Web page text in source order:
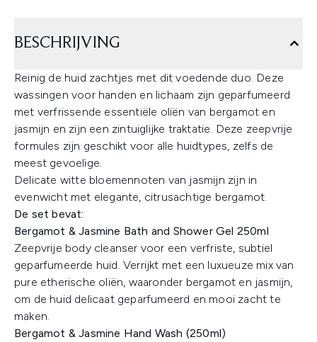
BESCHRIJVING
Reinig de huid zachtjes met dit voedende duo. Deze
wassingen voor handen en lichaam zijn geparfumeerd
met verfrissende essentiële oliën van bergamot en
jasmijn en zijn een zintuiglijke traktatie. Deze zeepvrije
formules zijn geschikt voor alle huidtypes, zelfs de
meest gevoelige.
Delicate witte bloemennoten van jasmijn zijn in
evenwicht met elegante, citrusachtige bergamot.
De set bevat:
Bergamot & Jasmine Bath and Shower Gel 250ml
Zeepvrije body cleanser voor een verfriste, subtiel
geparfumeerde huid. Verrijkt met een luxueuze mix van
pure etherische oliën, waaronder bergamot en jasmijn,
om de huid delicaat geparfumeerd en mooi zacht te
maken.
Bergamot & Jasmine Hand Wash (250ml)